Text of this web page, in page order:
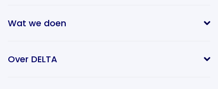
Wat we doen
Over DELTA